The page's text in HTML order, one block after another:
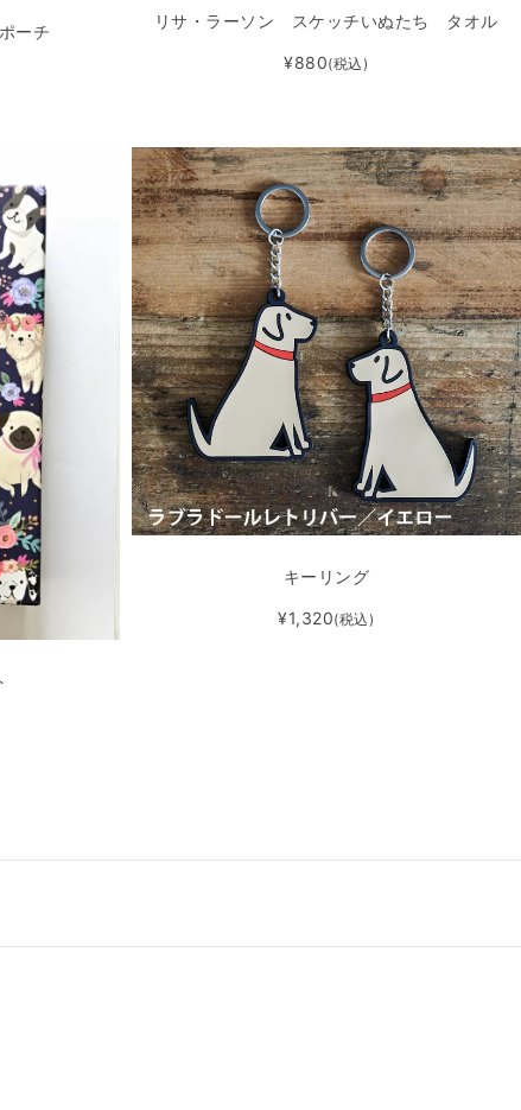
ーチ
リサ・ラーソン スケッチいぬたち タオル
¥880(税込)
キーリング
¥1,320(税込)